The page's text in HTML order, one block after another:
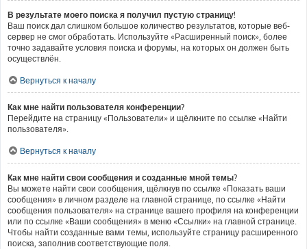
В результате моего поиска я получил пустую страницу!
Ваш поиск дал слишком большое количество результатов, которые веб-
сервер не смог обработать. Используйте «Расширенный поиск», более
точно задавайте условия поиска и форумы, на которых он должен быть
осуществлён.
Вернуться к началу
Как мне найти пользователя конференции?
Перейдите на страницу «Пользователи» и щёлкните по ссылке «Найти
пользователя».
Вернуться к началу
Как мне найти свои сообщения и созданные мной темы?
Вы можете найти свои сообщения, щёлкнув по ссылке «Показать ваши
сообщения» в личном разделе на главной странице, по ссылке «Найти
сообщения пользователя» на странице вашего профиля на конференции
или по ссылке «Ваши сообщения» в меню «Ссылки» на главной странице.
Чтобы найти созданные вами темы, используйте страницу расширенного
поиска, заполнив соответствующие поля.